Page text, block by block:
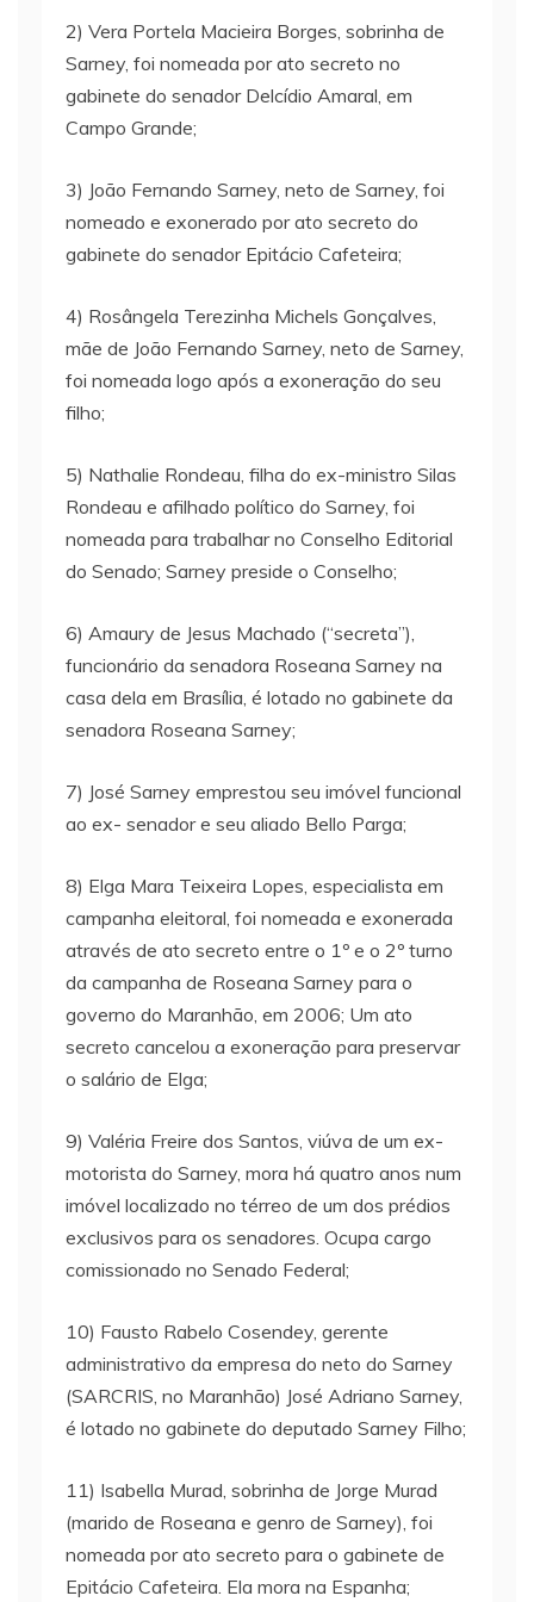
2) Vera Portela Macieira Borges, sobrinha de
Sarney, foi nomeada por ato secreto no
gabinete do senador Delcídio Amaral, em
Campo Grande;
3) João Fernando Sarney, neto de Sarney, foi
nomeado e exonerado por ato secreto do
gabinete do senador Epitácio Cafeteira;
4) Rosângela Terezinha Michels Gonçalves,
mãe de João Fernando Sarney, neto de Sarney,
foi nomeada logo após a exoneração do seu
filho;
5) Nathalie Rondeau, filha do ex-ministro Silas
Rondeau e afilhado político do Sarney, foi
nomeada para trabalhar no Conselho Editorial
do Senado; Sarney preside o Conselho;
6) Amaury de Jesus Machado (“secreta”),
funcionário da senadora Roseana Sarney na
casa dela em Brasília, é lotado no gabinete da
senadora Roseana Sarney;
7) José Sarney emprestou seu imóvel funcional
ao ex- senador e seu aliado Bello Parga;
8) Elga Mara Teixeira Lopes, especialista em
campanha eleitoral, foi nomeada e exonerada
através de ato secreto entre o 1º e o 2º turno
da campanha de Roseana Sarney para o
governo do Maranhão, em 2006; Um ato
secreto cancelou a exoneração para preservar
o salário de Elga;
9) Valéria Freire dos Santos, viúva de um ex-
motorista do Sarney, mora há quatro anos num
imóvel localizado no térreo de um dos prédios
exclusivos para os senadores. Ocupa cargo
comissionado no Senado Federal;
10) Fausto Rabelo Cosendey, gerente
administrativo da empresa do neto do Sarney
(SARCRIS, no Maranhão) José Adriano Sarney,
é lotado no gabinete do deputado Sarney Filho;
11) Isabella Murad, sobrinha de Jorge Murad
(marido de Roseana e genro de Sarney), foi
nomeada por ato secreto para o gabinete de
Epitácio Cafeteira. Ela mora na Espanha;